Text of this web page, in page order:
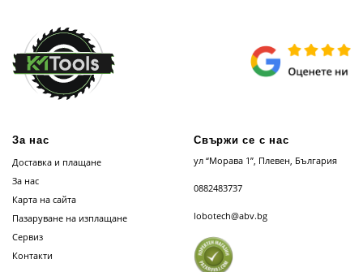
За нас
Доставка и плащане
За нас
Карта на сайта
Пазаруване на изплащане
Сервиз
Контакти
Свържи се с нас
ул “Морава 1”, Плевен, България
0882483737
lobotech@abv.bg